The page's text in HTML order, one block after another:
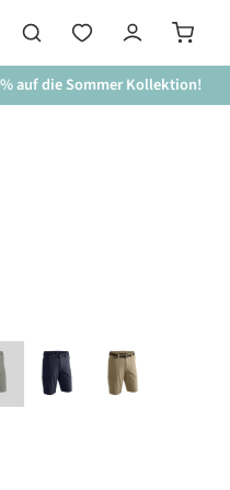
auf die Sommer Kollektion!
goose
Option ist zurzeit nicht verfügbar.)
night sky coriander